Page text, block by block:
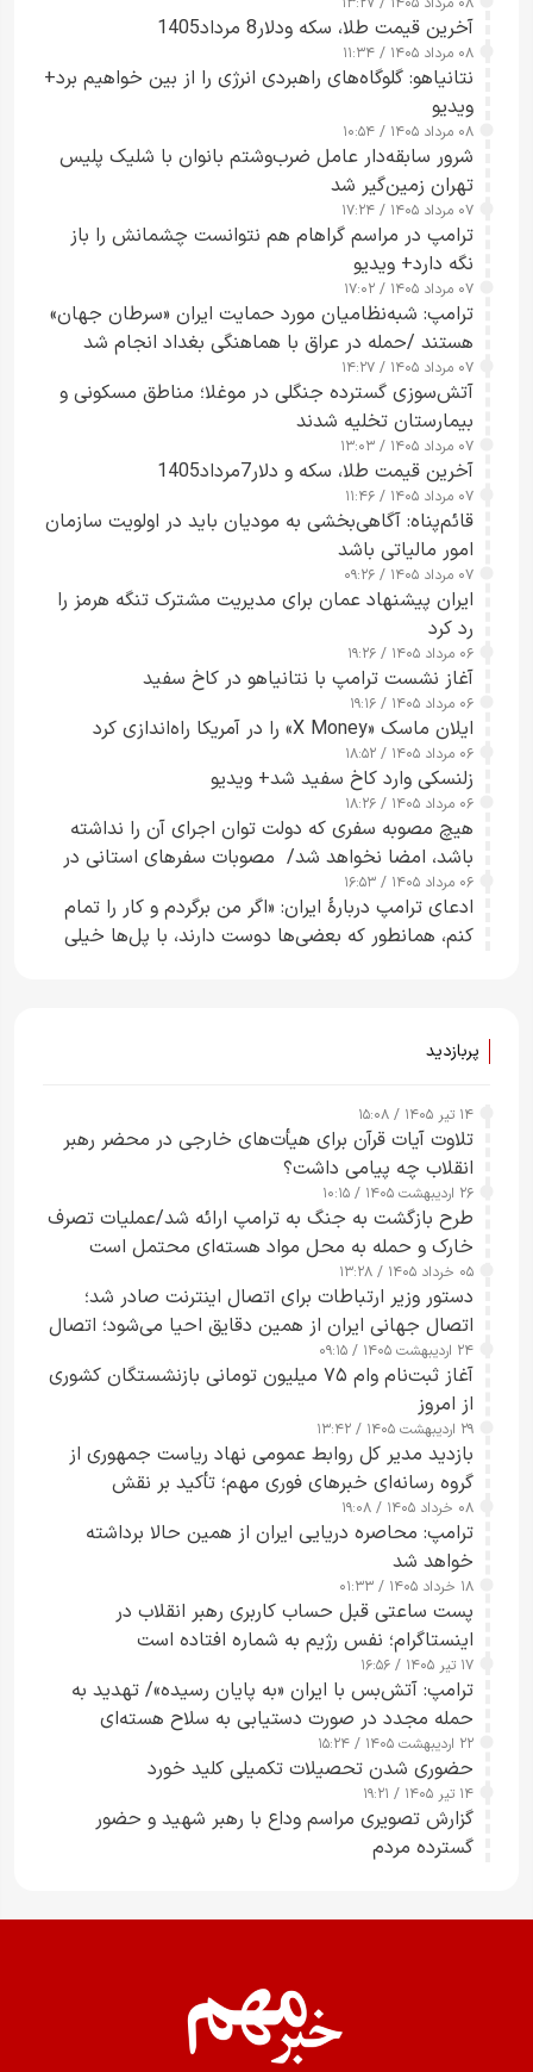
آخرین قیمت طلا، سکه ودلار8 مرداد1405
۰۸ مرداد ۱۴۰۵ / ۱۱:۳۴
نتانیاهو: گلوگاه‌های راهبردی انرژی را از بین خواهیم برد+
ویدیو
۰۸ مرداد ۱۴۰۵ / ۱۰:۵۴
شرور سابقه‌دار عامل ضرب‌وشتم بانوان با شلیک پلیس
تهران زمین‌گیر شد
۰۷ مرداد ۱۴۰۵ / ۱۷:۲۴
ترامپ در مراسم گراهام هم نتوانست چشمانش را باز
نگه دارد+ ویدیو
۰۷ مرداد ۱۴۰۵ / ۱۷:۰۲
ترامپ: شبه‌نظامیان مورد حمایت ایران «سرطان جهان»
هستند /حمله در عراق با هماهنگی بغداد انجام شد
۰۷ مرداد ۱۴۰۵ / ۱۴:۲۷
آتش‌سوزی گسترده جنگلی در موغلا؛ مناطق مسکونی و
بیمارستان تخلیه شدند
۰۷ مرداد ۱۴۰۵ / ۱۳:۰۳
آخرین قیمت طلا، سکه و دلار7مرداد1405
۰۷ مرداد ۱۴۰۵ / ۱۱:۴۶
قائم‌پناه: آگاهی‌بخشی به مودیان باید در اولویت سازمان
امور مالیاتی باشد
۰۷ مرداد ۱۴۰۵ / ۰۹:۲۶
ایران پیشنهاد عمان برای مدیریت مشترک تنگه هرمز را
رد کرد
۰۶ مرداد ۱۴۰۵ / ۱۹:۲۶
آغاز نشست ترامپ با نتانیاهو در کاخ سفید
۰۶ مرداد ۱۴۰۵ / ۱۹:۱۶
ایلان ماسک «X Money» را در آمریکا راه‌اندازی کرد
۰۶ مرداد ۱۴۰۵ / ۱۸:۵۲
زلنسکی وارد کاخ سفید شد+ ویدیو
۰۶ مرداد ۱۴۰۵ / ۱۸:۲۶
هیچ مصوبه سفری که دولت توان اجرای آن را نداشته
باشد، امضا نخواهد شد/ مصوبات سفرهای استانی در
چارچوب قانون بودجه است+ عکس
۰۶ مرداد ۱۴۰۵ / ۱۶:۵۳
ادعای ترامپ دربارهٔ ایران: «اگر من برگردم و کار را تمام
کنم، همانطور که بعضی‌ها دوست دارند، با پل‌ها خیلی
پربازدید
۱۴ تیر ۱۴۰۵ / ۱۵:۰۸
تلاوت آیات قرآن برای هیأت‌های خارجی در محضر رهبر
انقلاب چه پیامی داشت؟
۲۶ اردیبهشت ۱۴۰۵ / ۱۰:۱۵
طرح‌ بازگشت به جنگ به ترامپ ارائه شد/عملیات تصرف
خارک و حمله به محل مواد هسته‌ای محتمل است
۰۵ خرداد ۱۴۰۵ / ۱۳:۲۸
دستور وزیر ارتباطات برای اتصال اینترنت صادر شد؛
اتصال جهانی ایران از همین دقایق احیا می‌شود؛ اتصال
کامل مردم تا ۲۴ ساعت آینده
۲۴ اردیبهشت ۱۴۰۵ / ۰۹:۱۵
آغاز ثبت‌نام وام ۷۵ میلیون تومانی بازنشستگان کشوری
از امروز
۲۹ اردیبهشت ۱۴۰۵ / ۱۳:۴۲
بازدید مدیر کل روابط عمومی نهاد ریاست جمهوری از
گروه رسانه‌ای خبرهای فوری مهم؛ تأکید بر نقش
رسانه‌های هوشمند و مسئول در ارتقای آگاهی عمومی
۰۸ خرداد ۱۴۰۵ / ۱۹:۰۸
ترامپ: محاصره دریایی ایران از همین حالا برداشته
خواهد شد
۱۸ خرداد ۱۴۰۵ / ۰۱:۳۳
پست ساعتی قبل حساب کاربری رهبر انقلاب در
اینستاگرام؛ نفس رژیم به شماره افتاده است​
۱۷ تیر ۱۴۰۵ / ۱۶:۵۶
ترامپ: آتش‌بس با ایران «به پایان رسیده»/ تهدید به
حمله مجدد در صورت دستیابی به سلاح هسته‌ای
۲۲ اردیبهشت ۱۴۰۵ / ۱۵:۲۴
حضوری شدن تحصیلات تکمیلی کلید خورد
۱۴ تیر ۱۴۰۵ / ۱۹:۲۱
گزارش تصویری مراسم وداع با رهبر شهید و حضور
گسترده مردم